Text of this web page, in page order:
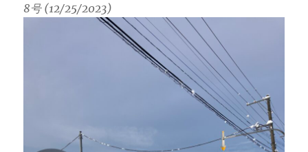
8号 (12/25/2023)